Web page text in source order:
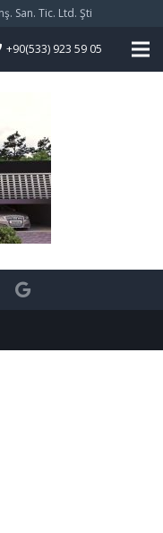
San. Tic. Ltd. Şti
+90(533) 923 59 05